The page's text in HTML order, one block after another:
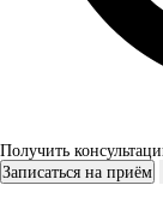
Получить
Записаться на приём